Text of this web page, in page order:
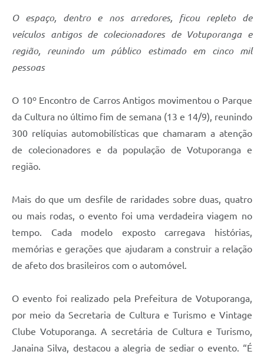
O espaço, dentro e nos arredores, ficou repleto de
veículos antigos de colecionadores de Votuporanga e
região, reunindo um público estimado em cinco mil
pessoas
O 10º Encontro de Carros Antigos movimentou o Parque
da Cultura no último fim de semana (13 e 14/9), reunindo
300 relíquias automobilísticas que chamaram a atenção
de colecionadores e da população de Votuporanga e
região.
Mais do que um desfile de raridades sobre duas, quatro
ou mais rodas, o evento foi uma verdadeira viagem no
tempo. Cada modelo exposto carregava histórias,
memórias e gerações que ajudaram a construir a relação
de afeto dos brasileiros com o automóvel.
O evento foi realizado pela Prefeitura de Votuporanga,
por meio da Secretaria de Cultura e Turismo e Vintage
Clube Votuporanga. A secretária de Cultura e Turismo,
Janaina Silva, destacou a alegria de sediar o evento. “É